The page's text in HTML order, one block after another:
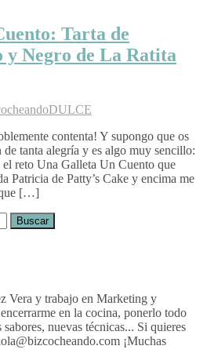
Tarta de
y Negro de La Ratita
DULCE
contenta! Y supongo que os
de tanta alegría y es algo muy sencillo:
reto Una Galleta Un Cuento que
Patricia de Patty’s Cake y encima me
que […]
Vera y trabajo en Marketing y
en la cocina, ponerlo todo
nuevas técnicas... Si quieres
¡Muchas